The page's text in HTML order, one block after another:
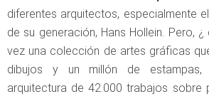
diferentes arquitectos, especialmente
de su generación, Hans Hollein. Pero,
vez una colección de artes gráficas
dibujos y un millón de
arquitectura de 42.000 trabajos sobre